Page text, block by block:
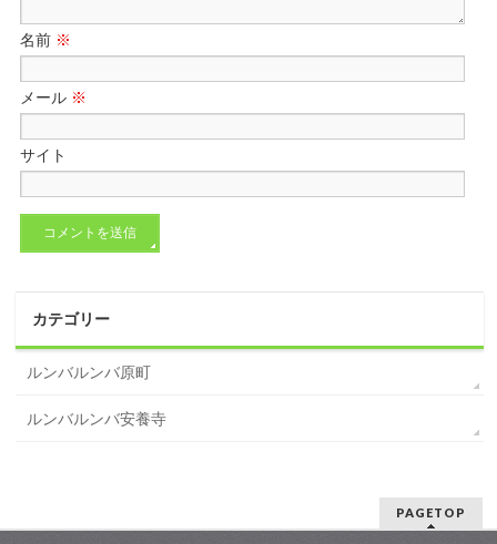
名前 ※
メール ※
サイト
カテゴリー
ルンバルンバ原町
ルンバルンバ安養寺
PAGETOP